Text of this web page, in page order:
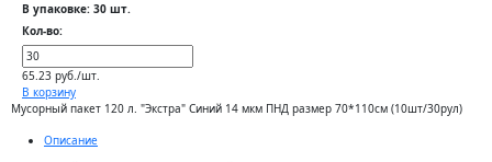
В упаковке: 30 шт.
Кол-во:
65.23 руб./шт.
В корзину
Мусорный пакет 120 л. "Экстра" Синий 14 мкм ПНД размер 70*110см (10шт/30рул)
Описание